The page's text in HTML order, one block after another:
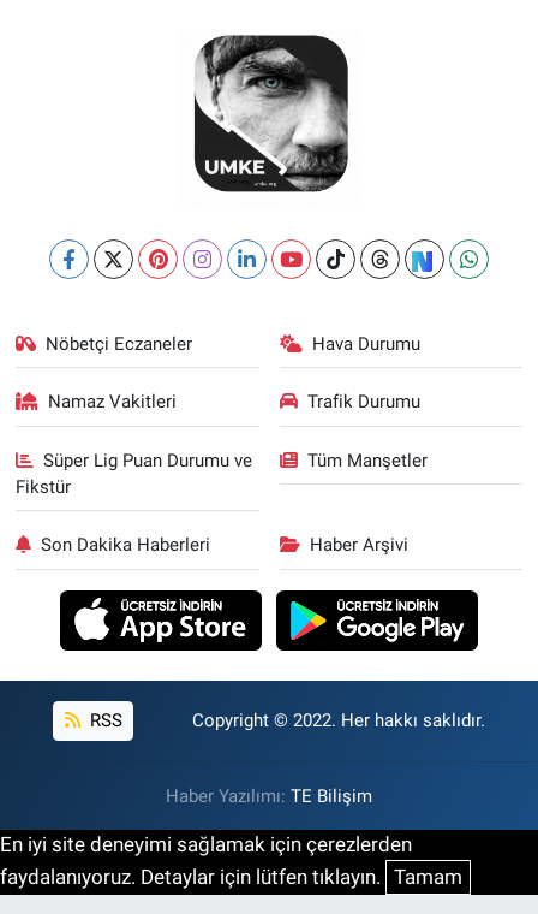
Nöbetçi Eczaneler Hava Durumu
Namaz Vakitleri Trafik Durumu
Süper Lig Puan Durumu ve
Fikstür
Tüm Manşetler
Son Dakika Haberleri Haber Arşivi
RSS Copyright © 2022. Her hakkı saklıdır.
Haber Yazılımı: TE Bilişim
En iyi site deneyimi sağlamak için çerezlerden
faydalanıyoruz. Detaylar için lütfen tıklayın. Tamam